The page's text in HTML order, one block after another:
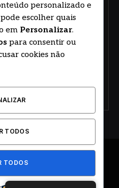
Dino
personalizado e
escolher quais
em Personalizar.
para consentir ou
cookies não
TODOS
TODOS